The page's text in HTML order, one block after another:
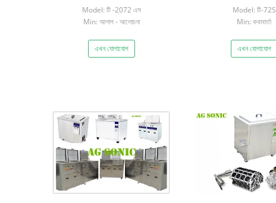
Model: টি -2072 এস
Min: আলাপ - আলোচনা
এখন যোগাযোগ
Model: টি-72S
Min: কথাবার্তা
এখন যোগাযোগ